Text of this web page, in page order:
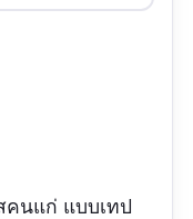
คนแก่ แบบเทป